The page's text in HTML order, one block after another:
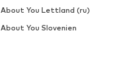
About You Lettland (ru)
About You Slovenien